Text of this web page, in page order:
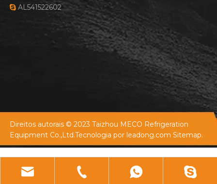
 AL541522602
Direitos autorais © 2023 Taizhou MECO Refrigeration
Equipment Co.,Ltd.Tecnologia por leadong.com Sitemap.